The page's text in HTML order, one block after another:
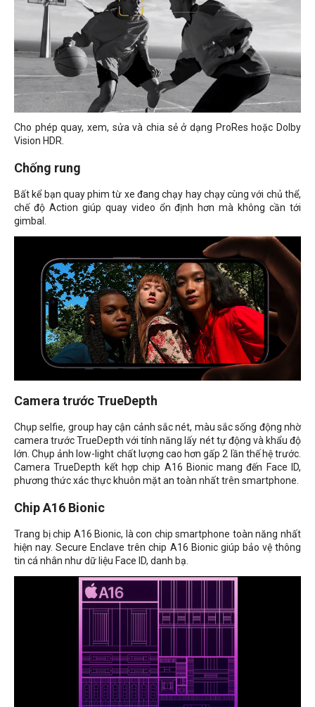
Cho phép quay, xem, sửa và chia sẻ ở dạng ProRes hoặc Dolby
Vision HDR.
Chống rung
Bất kể bạn quay phim từ xe đang chạy hay chạy cùng với chủ thể,
chế độ Action giúp quay video ổn định hơn mà không cần tới
gimbal.
Camera trước TrueDepth
Chụp selfie, group hay cận cảnh sắc nét, màu sắc sống động nhờ
camera trước TrueDepth với tính năng lấy nét tự động và khẩu độ
lớn. Chụp ảnh low-light chất lượng cao hơn gấp 2 lần thế hệ trước.
Camera TrueDepth kết hợp chip A16 Bionic mang đến Face ID,
phương thức xác thực khuôn mặt an toàn nhất trên smartphone.
Chip A16 Bionic
Trang bị chip A16 Bionic, là con chip smartphone toàn năng nhất
hiện nay. Secure Enclave trên chip A16 Bionic giúp bảo vệ thông
tin cá nhân như dữ liệu Face ID, danh bạ.